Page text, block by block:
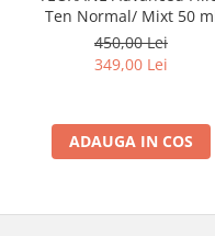
Ten Normal/ Mixt 50
450,00 Lei
349,00 Lei
ADAUGA IN COS